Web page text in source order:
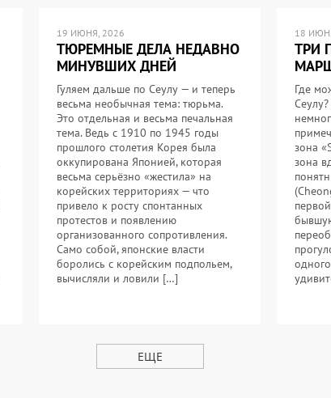
19 ИЮНЯ, 2026
ТЮРЕМНЫЕ ДЕЛА НЕДАВНО
МИНУВШИХ ДНЕЙ
Гуляем дальше по Сеулу — и теперь
весьма необычная тема: тюрьма.
Это отдельная и весьма печальная
тема. Ведь с 1910 по 1945 годы
прошлого столетия Корея была
оккупирована Японией, которая
весьма серьёзно «жестила» на
корейских территориях — что
привело к росту спонтанных
протестов и появлению
организованного сопротивления.
Само собой, японские власти
боролись с корейским подпольем,
вычисляли и ловили […]
18
ТРИ
Где
зона
зона
ЕЩЕ